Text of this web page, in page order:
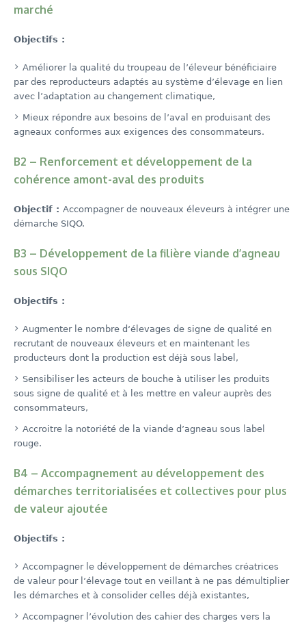
marché
Objectifs :
Améliorer la qualité du troupeau de l’éleveur bénéficiaire
par des reproducteurs adaptés au système d’élevage en lien
avec l’adaptation au changement climatique,
Mieux répondre aux besoins de l’aval en produisant des
agneaux conformes aux exigences des consommateurs.
B2 – Renforcement et développement de la
cohérence amont-aval des produits
Objectif :Accompagner de nouveaux éleveurs à intégrer une
démarche SIQO.
B3 – Développement de la filière viande d’agneau
sous SIQO
Objectifs :
Augmenter le nombre d‘élevages de signe de qualité en
recrutant de nouveaux éleveurs et en maintenant les
producteurs dont la production est déjà sous label,
Sensibiliser les acteurs de bouche à utiliser les produits
sous signe de qualité et à les mettre en valeur auprès des
consommateurs,
Accroitre la notoriété de la viande d’agneau sous label
rouge.
B4 – Accompagnement au développement des
démarches territorialisées et collectives pour plus
de valeur ajoutée
Objectifs :
Accompagner le développement de démarches créatrices
de valeur pour l’élevage tout en veillant à ne pas démultiplier
les démarches et à consolider celles déjà existantes,
Accompagner l’évolution des cahier des charges vers la